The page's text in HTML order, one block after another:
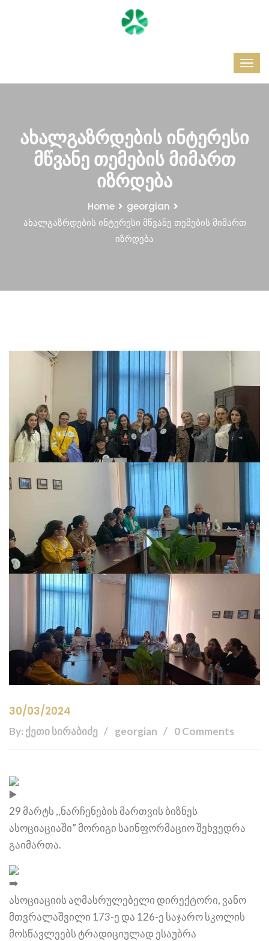
ახალგაზრდების ინტერესი
მწვანე თემების მიმართ
იზრდება
Home
georgian
ახალგაზრდების ინტერესი მწვანე თემების მიმართ
იზრდება
30/03/2024
By: ქეთი სირაბიძე georgian 0 Comments
29 მარტს ,,ნარჩენების მართვის ბიზნეს
ასოციაციაში” მორიგი საინფორმაციო შეხვედრა
გაიმართა.
ასოციაციის აღმასრულებელი დირექტორი, ვანო
მთვრალაშვილი 173-ე და 126-ე საჯარო სკოლის
მოსწავლეებს ტრადიციულად ესაუბრა